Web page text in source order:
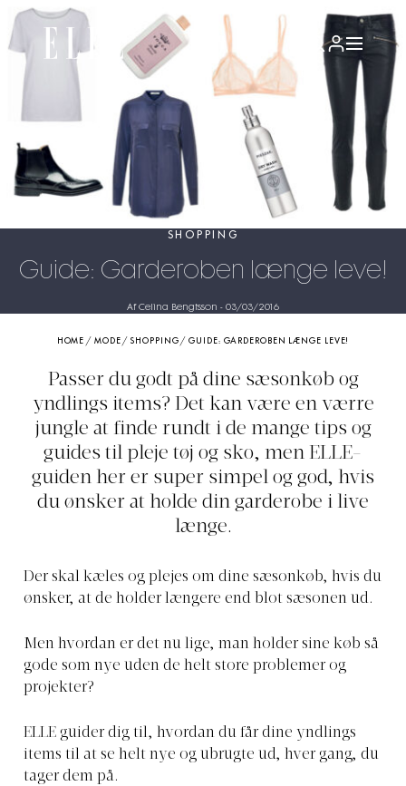
SHOPPING
Guide: Garderoben længe leve!
Af Celina Bengtsson - 03/03/2016
HOME / MODE /SHOPPING /GUIDE: GARDEROBEN LÆNGE LEVE!
Passer du godt på dine sæsonkøb og
yndlings items? Det kan være en værre
jungle at finde rundt i de mange tips og
guides til pleje tøj og sko, men ELLE-
guiden her er super simpel og god, hvis
du ønsker at holde din garderobe i live
længe.
Der skal kæles og plejes om dine sæsonkøb, hvis du
ønsker, at de holder længere end blot sæsonen ud.
Men hvordan er det nu lige, man holder sine køb så
gode som nye uden de helt store problemer og
projekter?
ELLE guider dig til, hvordan du får dine yndlings
items til at se helt nye og ubrugte ud, hver gang, du
tager dem på.